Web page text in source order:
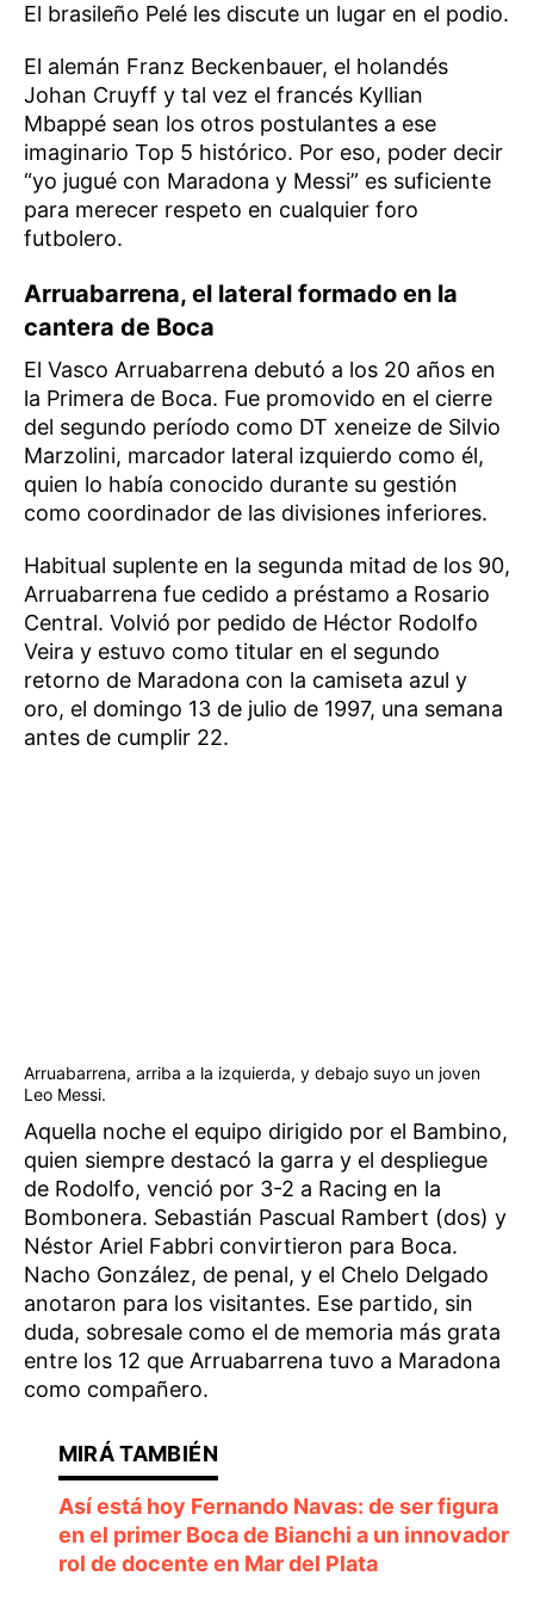
El brasileño Pelé les discute un lugar en el podio.
El alemán Franz Beckenbauer, el holandés
Johan Cruyff y tal vez el francés Kyllian
Mbappé sean los otros postulantes a ese
imaginario Top 5 histórico. Por eso, poder decir
“yo jugué con Maradona y Messi” es suficiente
para merecer respeto en cualquier foro
futbolero.
Arruabarrena, el lateral formado en la
cantera de Boca
El Vasco Arruabarrena debutó a los 20 años en
la Primera de Boca. Fue promovido en el cierre
del segundo período como DT xeneize de Silvio
Marzolini, marcador lateral izquierdo como él,
quien lo había conocido durante su gestión
como coordinador de las divisiones inferiores.
Habitual suplente en la segunda mitad de los 90,
Arruabarrena fue cedido a préstamo a Rosario
Central. Volvió por pedido de Héctor Rodolfo
Veira y estuvo como titular en el segundo
retorno de Maradona con la camiseta azul y
oro, el domingo 13 de julio de 1997, una semana
antes de cumplir 22.
Arruabarrena, arriba a la izquierda, y debajo suyo un joven
Leo Messi.
Aquella noche el equipo dirigido por el Bambino,
quien siempre destacó la garra y el despliegue
de Rodolfo, venció por 3-2 a Racing en la
Bombonera. Sebastián Pascual Rambert (dos) y
Néstor Ariel Fabbri convirtieron para Boca.
Nacho González, de penal, y el Chelo Delgado
anotaron para los visitantes. Ese partido, sin
duda, sobresale como el de memoria más grata
entre los 12 que Arruabarrena tuvo a Maradona
como compañero.
Así está hoy Fernando Navas: de ser figura
en el primer Boca de Bianchi a un innovador
rol de docente en Mar del Plata